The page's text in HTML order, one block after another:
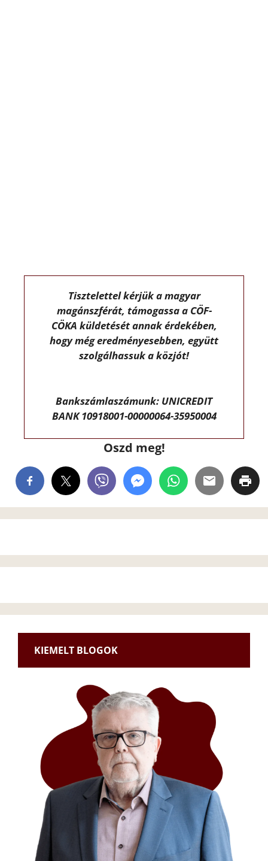
Tisztelettel kérjük a magyar
magánszférát, támogassa a CÖF-
CÖKA küldetését annak érdekében,
hogy még eredményesebben, együtt
szolgálhassuk a közjót!
Bankszámlaszámunk: UNICREDIT
BANK 10918001-00000064-35950004
Oszd meg!
KIEMELT BLOGOK